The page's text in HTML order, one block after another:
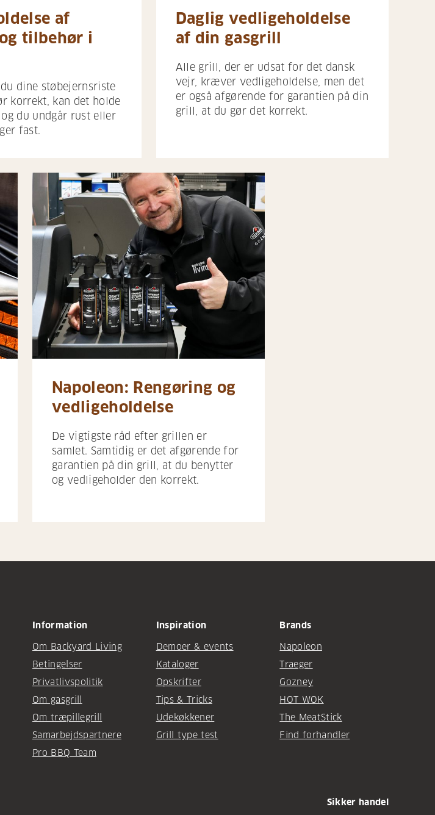
af
tilbehør i
dine støbejernsriste
korrekt, kan det holde
du undgår rust eller
fast.
Daglig vedligeholdelse
af din gasgrill
Alle grill, der er udsat for det dansk
vejr, kræver vedligeholdelse, men det
er også afgørende for garantien på din
grill, at du gør det korrekt.
Napoleon: Rengøring og
vedligeholdelse
De vigtigste råd efter grillen er
samlet. Samtidig er det afgørende for
garantien på din grill, at du benytter
og vedligeholder den korrekt.
Information
Om Backyard Living
Betingelser
Privatlivspolitik
Om gasgrill
Om træpillegrill
Samarbejdspartnere
Pro BBQ Team
Inspiration
Demoer & events
Kataloger
Opskrifter
Tips & Tricks
Udekøkkener
Grill type test
Brands
Napoleon
Traeger
Gozney
HOT WOK
The MeatStick
Find forhandler
Sikker handel